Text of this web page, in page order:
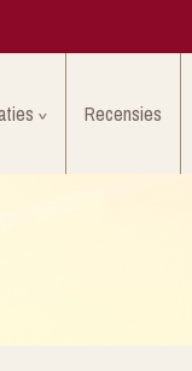
Recensies